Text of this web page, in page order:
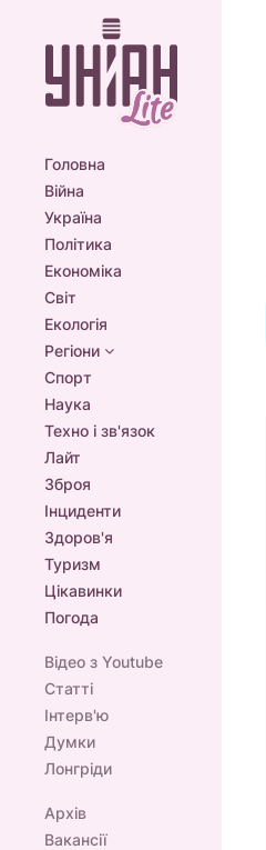
Головна
Війна
Україна
Політика
Економіка
Світ
Екологія
Регіони
Спорт
Наука
Техно і зв'язок
Лайт
Зброя
Інциденти
Здоров'я
Туризм
Цікавинки
Погода
Відео з Youtube
Статті
Інтерв'ю
Думки
Лонгріди
Архів
Вакансії